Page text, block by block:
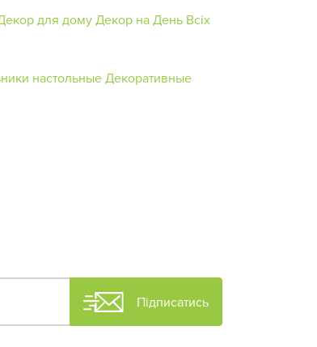
для домуДекор на День Всіх
настольныеДекоративные
Підписатись